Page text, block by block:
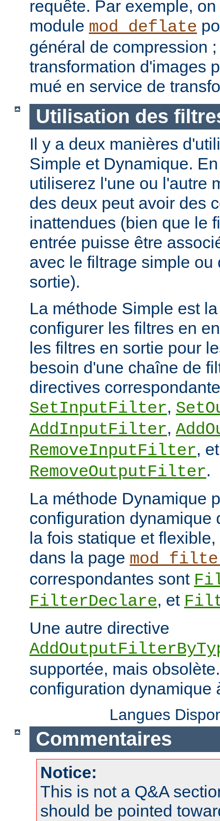
requête. Par exemple,
module mod_deflate
général de compression
transformation d'images
mué en service de
Utilisation des
Il y a deux manières
Simple et Dynamique.
utiliserez l'une ou l'autre
des deux peut avoir des
inattendues (bien que le
entrée puisse être
avec le filtrage simple ou
sortie).
La méthode Simple est
configurer les filtres en
les filtres en sortie pour
besoin d'une chaîne de
directives
SetInputFilter,
AddInputFilter,
RemoveInputFilter, et
RemoveOutputFilter.
La méthode Dynamique
configuration dynamique
la fois statique et
dans la page
correspondantes sont
FilterDeclare, et
Une autre directive
supportée, mais
configuration dynamique
Langues
Commentaires
Notice:
This is not a Q&A
should be pointed